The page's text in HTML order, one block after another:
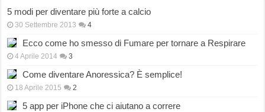
5 modi per diventare più forte a calcio
30 Settembre 2013 4
Ecco come ho smesso di Fumare per tornare a Respirare
4 Aprile 2014 3
Come diventare Anoressica? È semplice!
18 Aprile 2015 2
5 app per iPhone che ci aiutano a correre